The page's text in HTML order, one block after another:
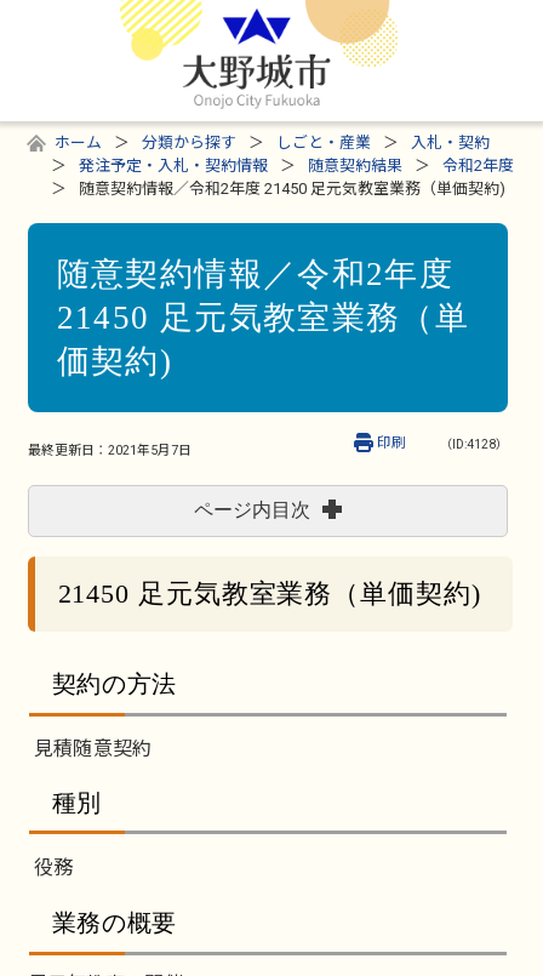
ホーム 分類から探す しごと・産業
入札・契約
発注予定・入札・契約情報
随意契約結果
令和2年度
随意契約情報／令和2年度 21450 足元気教室業務（単価契約)
随意契約情報／令和2年度
21450 足元気教室業務（単
価契約)
最終更新日： 2021年5月7日 （ID:4128）
印刷
ページ内目次
21450 足元気教室業務（単価契約)
契約の方法
見積随意契約
種別
役務
業務の概要